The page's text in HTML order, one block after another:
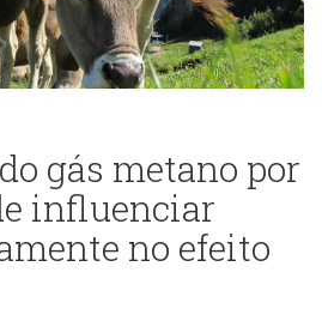
gás metano por
influenciar
no efeito